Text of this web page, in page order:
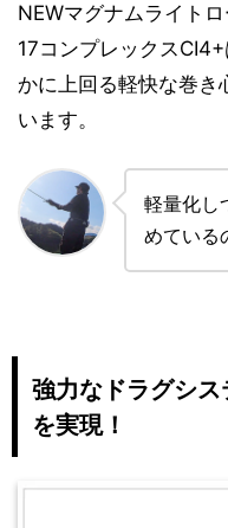
NEWマグナムライト
17コンプレックス
かに上回る軽快な巻き
います。
軽量化し
めている
強力なドラグシ
を実現！